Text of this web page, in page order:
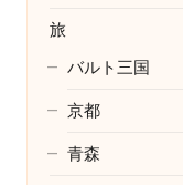
旅
バルト三国
京都
青森